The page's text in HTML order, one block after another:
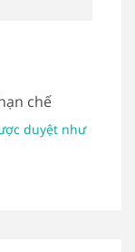
chế
duyệt như